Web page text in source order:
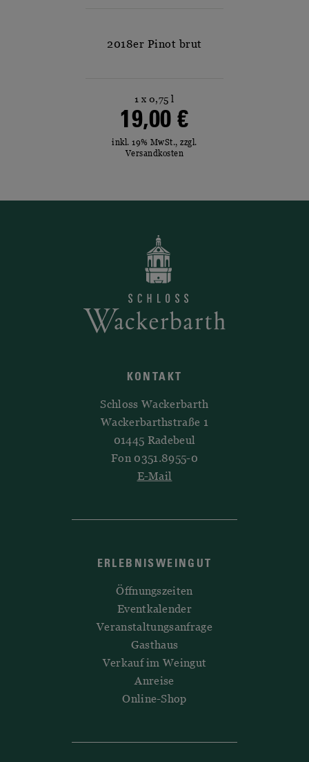
2018er Pinot brut
1 x 0,75 l
19,00 €
inkl. 19% MwSt., zzgl.
Versandkosten
KONTAKT
Schloss Wackerbarth
Wackerbarthstraße 1
01445 Radebeul
Fon 0351.8955-0
E-Mail
ERLEBNISWEINGUT
Öffnungszeiten
Eventkalender
Veranstaltungsanfrage
Gasthaus
Verkauf im Weingut
Anreise
Online-Shop